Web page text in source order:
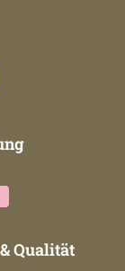
Qualität